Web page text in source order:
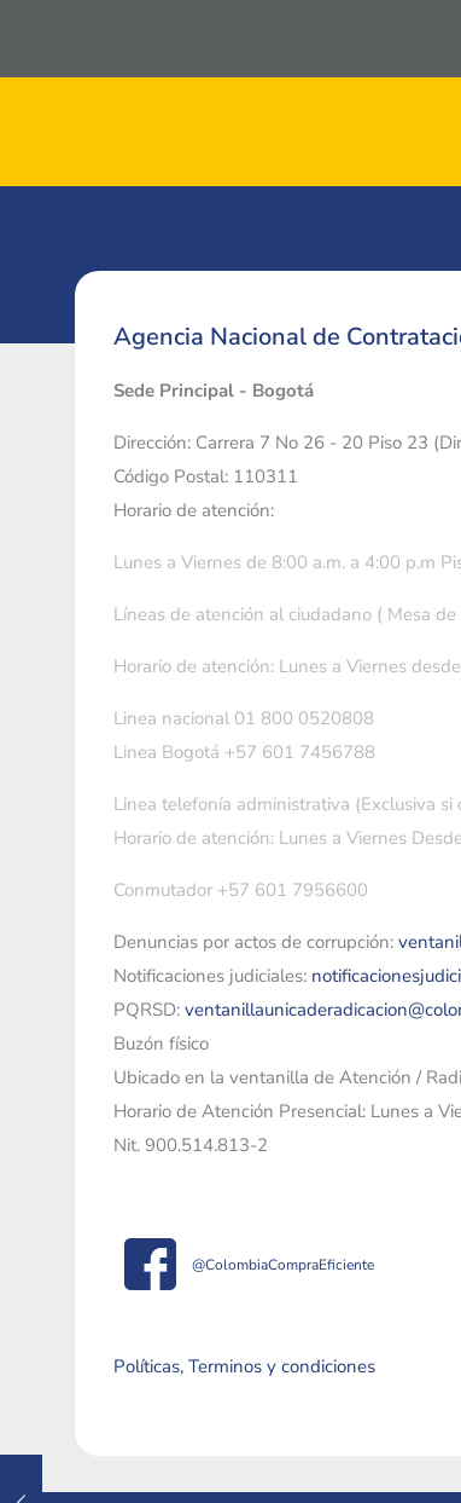
Agencia Nacional de
Sede Principal - Bogotá
Dirección: Carrera 7 No 26 - 20 Piso 23
Código Postal: 110311
Horario de atención:
Lunes a Viernes de 8:00 a.m. a 4:00 p.m
Líneas de atención al ciudadano ( Mesa
Horario de atención: Lunes a Viernes
Linea nacional 01 800 0520808
Linea Bogotá +57 601 7456788
Linea telefonía administrativa (Exclusiva
Horario de atención: Lunes a Viernes
Conmutador +57 601 7956600
Denuncias por actos de corrupción:
Notificaciones judiciales:
PQRSD:
Buzón físico
Ubicado en la ventanilla de Atención /
Horario de Atención Presencial: Lunes a
Nit. 900.514.813-2
@ColombiaCompraEficiente
Políticas, Terminos y condiciones